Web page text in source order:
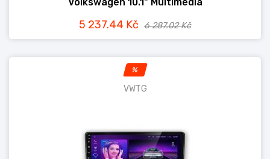
5 237.44 Kč 6 287.02 Kč
%
VWTG